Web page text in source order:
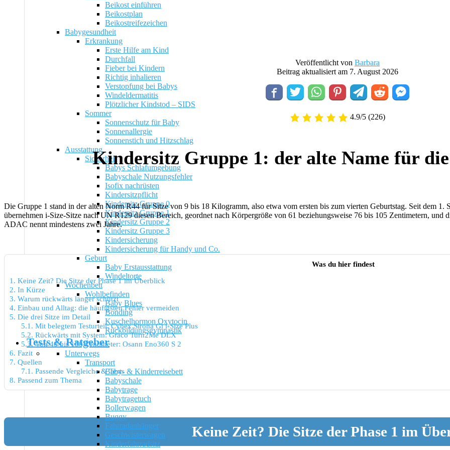
Beikost einführen
Beikostplan
Beikostreifezeichen
Babygesundheit
Erkrankung
Erste Hilfe am Kind
Durchfall
Fieber bei Kindern
Richtig inhalieren
Verstopfung bei Babys
Windeldermatitis
Plötzlicher Kindstod – SIDS
Sommer
Sonnenschutz für Baby
Sonnenallergie
Sonnenstich und Hitzschlag
Ausstattung
Sicherheit
Babys Schlafumgebung
Babyschale Nutzungsfehler
Isofix nachrüsten
Kindersitzpflicht
Kindersitz Gruppe 0
Kindersitz Gruppe 1
Kindersitz Gruppe 2
Kindersitz Gruppe 3
Kindersicherung
Kindersicherung für Handy und Co.
Geburt
Baby Erstausstattung
Windeltorte
Wochenbett
Wohlbefinden
Baby Blues
Bonding
Kuschelhormon Oxytocin
Rückbildungsgymnastik
Tests & Ratgeber
Unterwegs
Transport
Baby- & Kinderreisebett
Babyschale
Babytrage
Babytragetuch
Bollerwagen
Buggy
Fahrradanhänger
Geschwisterwagen
Kinderfahrradsitz
Veröffentlicht von Barbara
Beitrag aktualisiert am 7. August 2026
4.9/5 (226)
Kindersitz Gruppe 1: der alte Name für
Die Gruppe 1 stand in der alten Norm R44 für Sitze von 9 bis 18 Kilogramm, also etwa vom ersten bis zum vierten Geburtstag. Seit dem 1.
übernehmen i-Size-Sitze nach UN R129 diesen Bereich, geordnet nach Körpergröße von 61 beziehungsweise 76 bis 105 Zentimetern,
ADAC nennt mindestens zwei Jahre.
Was du hier findest
1. Keine Zeit? Die Sitze der Phase 1 im Überblick
2. In Kürze
3. Warum rückwärts länger schützt
4. Einbau und Alltag: die häufigsten Fehler vermeiden
5. Die drei Sitze im Detail
5.1. Mit belegtem Testurteil: Cybex Sirona Gi i-Size Plus
5.2. Rückwärts mit System: Graco Turn2Me DLX
5.3.Von 40 bis 150 Zentimeter: Osann Eno360 S 2
6. Fazit
7. Quellen
7.1. Passende Vergleiche & Tests
8. Passend zum Thema
Keine Zeit? Die Sitze der Phase 1 im